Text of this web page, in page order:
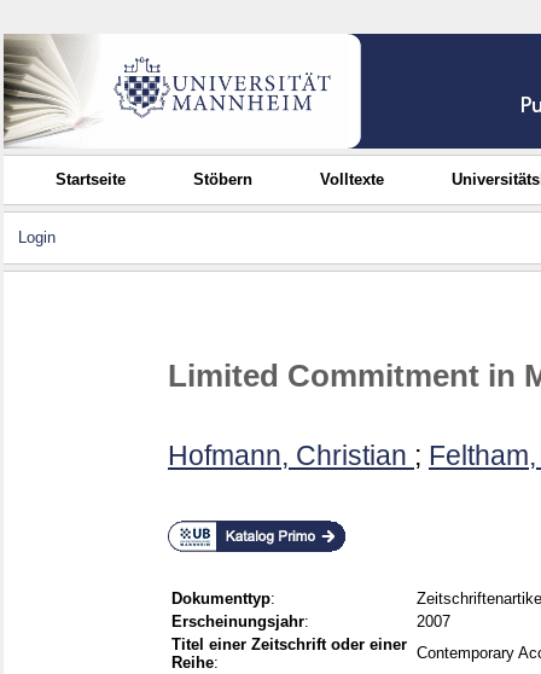
Startseite Stöbern Volltexte
Login
Limited Commitment in
Hofmann, Christian ;
Dokumenttyp:
Erscheinungsjahr:
2007
Titel einer Zeitschrift oder einer
Reihe:
Contemporary